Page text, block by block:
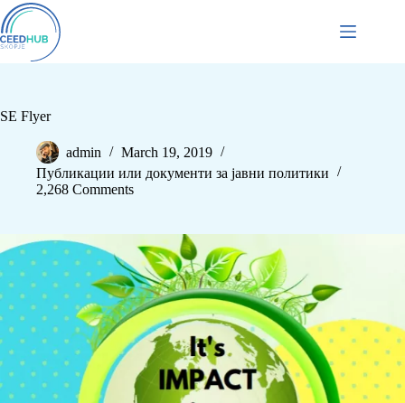
SE Flyer
admin
March 19, 2019
Публикации или документи за јавни политики
2,268 Comments